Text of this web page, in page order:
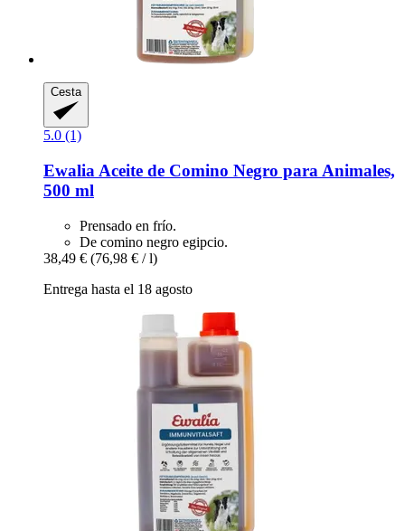
Cesta
5.0 (1)
Ewalia Aceite de Comino Negro para Animales,
500 ml
Prensado en frío.
De comino negro egipcio.
38,49 € (76,98 € / l)
Entrega hasta el 18 agosto